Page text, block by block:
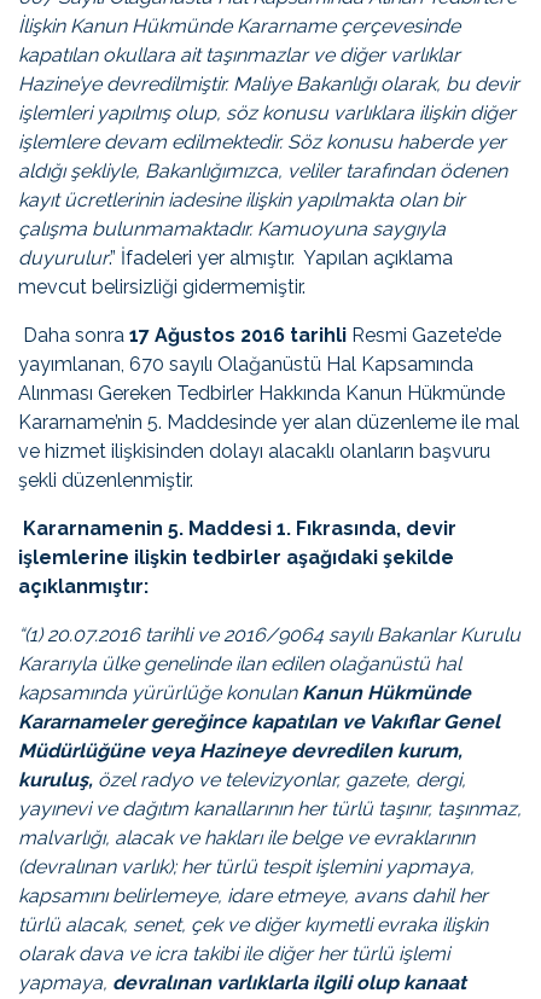
İlişkin Kanun Hükmünde Kararname çerçevesinde
kapatılan okullara ait taşınmazlar ve diğer varlıklar
Hazine’ye devredilmiştir. Maliye Bakanlığı olarak, bu devir
işlemleri yapılmış olup, söz konusu varlıklara ilişkin diğer
işlemlere devam edilmektedir. Söz konusu haberde yer
aldığı şekliyle, Bakanlığımızca, veliler tarafından ödenen
kayıt ücretlerinin iadesine ilişkin yapılmakta olan bir
çalışma bulunmamaktadır. Kamuoyuna saygıyla
duyurulur.” İfadeleri yer almıştır. Yapılan açıklama
mevcut belirsizliği gidermemiştir.
Daha sonra 17 Ağustos 2016 tarihli Resmi Gazete’de
yayımlanan, 670 sayılı Olağanüstü Hal Kapsamında
Alınması Gereken Tedbirler Hakkında Kanun Hükmünde
Kararname’nin 5. Maddesinde yer alan düzenleme ile mal
ve hizmet ilişkisinden dolayı alacaklı olanların başvuru
şekli düzenlenmiştir.
Kararnamenin 5. Maddesi 1. Fıkrasında, devir
işlemlerine ilişkin tedbirler aşağıdaki şekilde
açıklanmıştır:
“(1) 20.07.2016 tarihli ve 2016/9064 sayılı Bakanlar Kurulu
Kararıyla ülke genelinde ilan edilen olağanüstü hal
kapsamında yürürlüğe konulan Kanun Hükmünde
Kararnameler gereğince kapatılan ve Vakıflar Genel
Müdürlüğüne veya Hazineye devredilen kurum,
kuruluş, özel radyo ve televizyonlar, gazete, dergi,
yayınevi ve dağıtım kanallarının her türlü taşınır, taşınmaz,
malvarlığı, alacak ve hakları ile belge ve evraklarının
(devralınan varlık); her türlü tespit işlemini yapmaya,
kapsamını belirlemeye, idare etmeye, avans dahil her
türlü alacak, senet, çek ve diğer kıymetli evraka ilişkin
olarak dava ve icra takibi ile diğer her türlü işlemi
yapmaya, devralınan varlıklarla ilgili olup kanaat